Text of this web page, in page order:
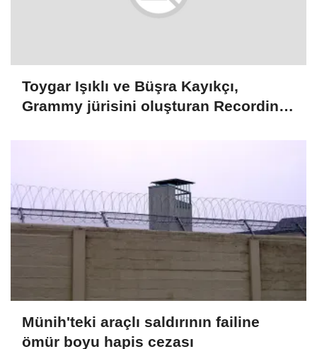
Toygar Işıklı ve Büşra Kayıkçı,
Grammy jürisini oluşturan Recording
Münih'teki araçlı saldırının failine
ömür boyu hapis cezası